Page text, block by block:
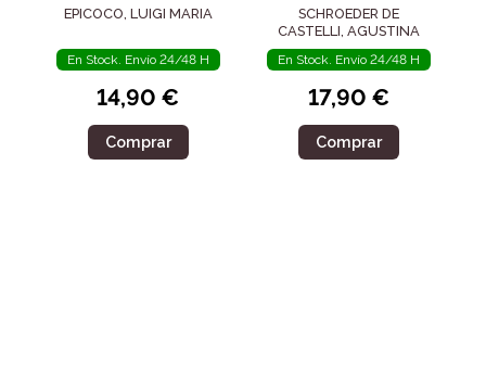
EPICOCO, LUIGI MARIA
En Stock. Envío 24/48 H
14,90 €
Comprar
SCHROEDER DE
CASTELLI, AGUSTINA
En Stock. Envío 24/48 H
17,90 €
Comprar